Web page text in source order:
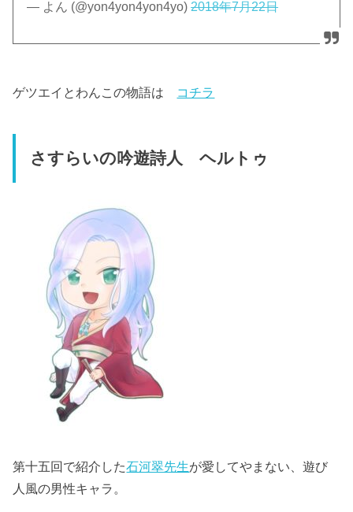
— よん (@yon4yon4yon4yo)2018年7月22日
ゲツエイとわんこの物語は コチラ
さすらいの吟遊詩人 ヘルトゥ
第十五回で紹介した石河翠先生が愛してやまない、遊び
人風の男性キャラ。